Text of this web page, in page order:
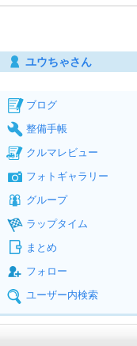
ユウちゃさん
ブログ
整備手帳
クルマレビュー
フォトギャラリー
グループ
ラップタイム
まとめ
フォロー
ユーザー内検索